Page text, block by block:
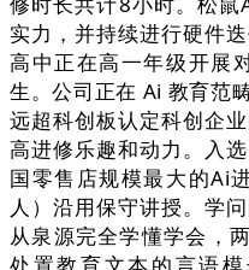
实力，并持续进行硬件
高中正在高一年级开展
生。公司正在 Ai 教育范
远超科创板认定科创企
高进修乐趣和动力。入
国零售店规模最大的Ai
人）沿用保守讲授。学
从泉源完全学懂学会，